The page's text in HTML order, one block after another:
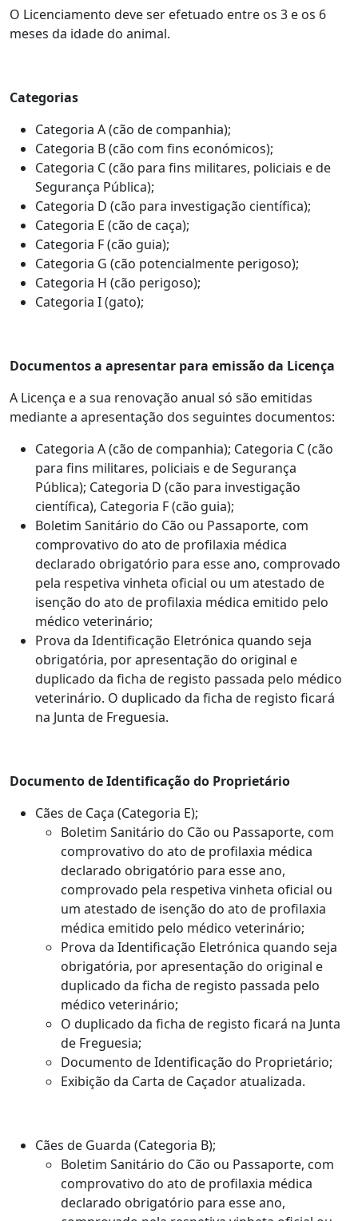
O Licenciamento deve ser efetuado entre os 3 e os 6
meses da idade do animal.
Categorias
Categoria A (cão de companhia);
Categoria B (cão com fins económicos);
Categoria C (cão para fins militares, policiais e de
Segurança Pública);
Categoria D (cão para investigação científica);
Categoria E (cão de caça);
Categoria F (cão guia);
Categoria G (cão potencialmente perigoso);
Categoria H (cão perigoso);
Categoria I (gato);
Documentos a apresentar para emissão da Licença
A Licença e a sua renovação anual só são emitidas
mediante a apresentação dos seguintes documentos:
Categoria A (cão de companhia); Categoria C (cão
para fins militares, policiais e de Segurança
Pública); Categoria D (cão para investigação
científica), Categoria F (cão guia);
Boletim Sanitário do Cão ou Passaporte, com
comprovativo do ato de profilaxia médica
declarado obrigatório para esse ano, comprovado
pela respetiva vinheta oficial ou um atestado de
isenção do ato de profilaxia médica emitido pelo
médico veterinário;
Prova da Identificação Eletrónica quando seja
obrigatória, por apresentação do original e
duplicado da ficha de registo passada pelo médico
veterinário. O duplicado da ficha de registo ficará
na Junta de Freguesia.
Documento de Identificação do Proprietário
Cães de Caça (Categoria E);
Boletim Sanitário do Cão ou Passaporte, com
comprovativo do ato de profilaxia médica
declarado obrigatório para esse ano,
comprovado pela respetiva vinheta oficial ou
um atestado de isenção do ato de profilaxia
médica emitido pelo médico veterinário;
Prova da Identificação Eletrónica quando seja
obrigatória, por apresentação do original e
duplicado da ficha de registo passada pelo
médico veterinário;
O duplicado da ficha de registo ficará na Junta
de Freguesia;
Documento de Identificação do Proprietário;
Exibição da Carta de Caçador atualizada.
Cães de Guarda (Categoria B);
Boletim Sanitário do Cão ou Passaporte, com
comprovativo do ato de profilaxia médica
declarado obrigatório para esse ano,